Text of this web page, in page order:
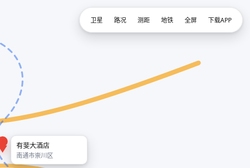
有斐大酒店
南通市崇川区
卫星 路况 测距 地铁 全屏 下载APP